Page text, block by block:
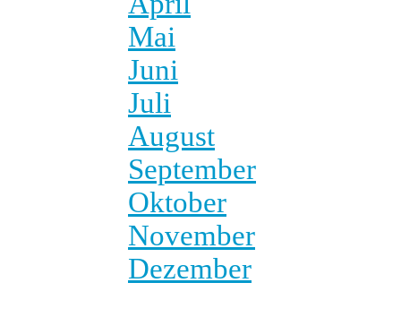
Mai
Juni
Juli
August
September
Oktober
November
Dezember